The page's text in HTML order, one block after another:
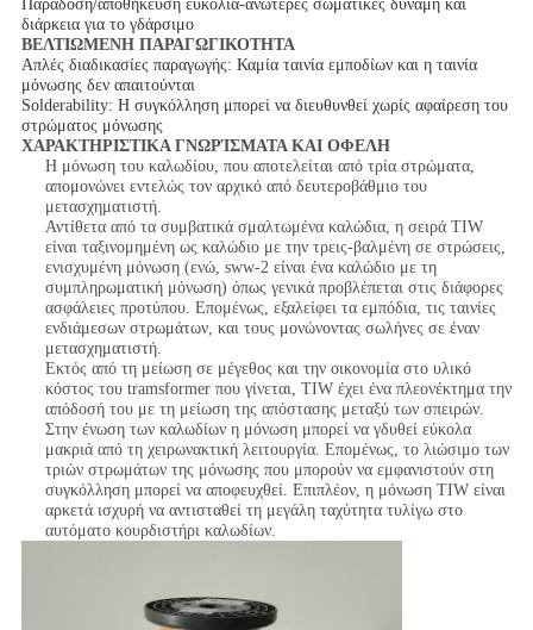
Παράδοση/αποθήκευση ευκολία-ανώτερες σωματικές δύναμη και
διάρκεια για το γδάρσιμο
ΒΕΛΤΙΩΜΕΝΗ ΠΑΡΑΓΩΓΙΚΟΤΗΤΑ
Απλές διαδικασίες παραγωγής: Καμία ταινία εμποδίων και η ταινία
μόνωσης δεν απαιτούνται
Solderability: Η συγκόλληση μπορεί να διευθυνθεί χωρίς αφαίρεση του
στρώματος μόνωσης
ΧΑΡΑΚΤΗΡΙΣΤΙΚΑ ΓΝΩΡΊΣΜΑΤΑ ΚΑΙ ΟΦΕΛΗ
Η μόνωση του καλωδίου, που αποτελείται από τρία στρώματα,
απομονώνει εντελώς τον αρχικό από δευτεροβάθμιο του
μετασχηματιστή.
Αντίθετα από τα συμβατικά σμαλτωμένα καλώδια, η σειρά TIW
είναι ταξινομημένη ως καλώδιο με την τρεις-βαλμένη σε στρώσεις,
ενισχυμένη μόνωση (ενώ, sww-2 είναι ένα καλώδιο με τη
συμπληρωματική μόνωση) όπως γενικά προβλέπεται στις διάφορες
ασφάλειες προτύπου. Επομένως, εξαλείφει τα εμπόδια, τις ταινίες
ενδιάμεσων στρωμάτων, και τους μονώνοντας σωλήνες σε έναν
μετασχηματιστή.
Εκτός από τη μείωση σε μέγεθος και την οικονομία στο υλικό
κόστος του tramsformer που γίνεται, TIW έχει ένα πλεονέκτημα την
απόδοσή του με τη μείωση της απόστασης μεταξύ των σπειρών.
Στην ένωση των καλωδίων η μόνωση μπορεί να γδυθεί εύκολα
μακριά από τη χειρωνακτική λειτουργία. Επομένως, το λιώσιμο των
τριών στρωμάτων της μόνωσης που μπορούν να εμφανιστούν στη
συγκόλληση μπορεί να αποφευχθεί. Επιπλέον, η μόνωση TIW είναι
αρκετά ισχυρή να αντισταθεί τη μεγάλη ταχύτητα τυλίγω στο
αυτόματο κουρδιστήρι καλωδίων.